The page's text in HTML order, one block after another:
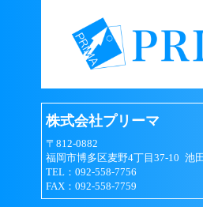
パスワードを不正に
著作権、商標権、プ
する行為
法令、公序良俗に反
の恐れのある行為
株式会社プリーマ
〒812-0882
福岡市博多区麦野4丁目37-10 池
TEL：092-558-7756
FAX：092-558-7759